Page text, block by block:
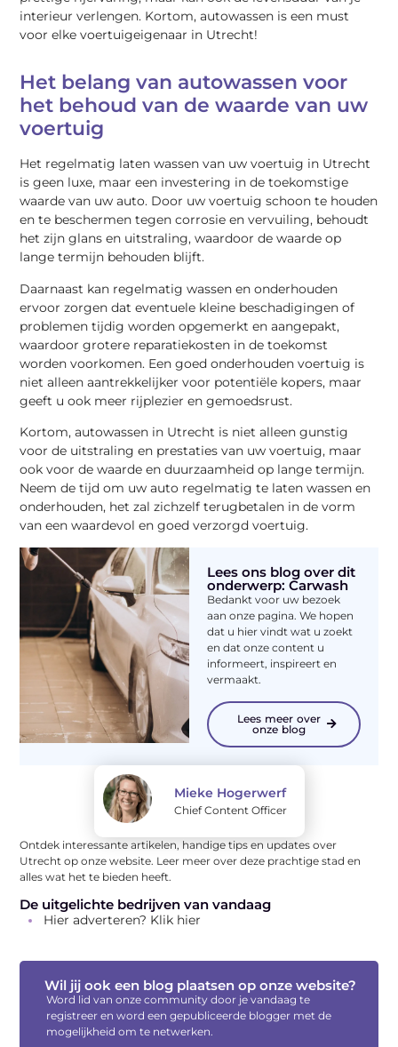
interieur verlengen. Kortom, autowassen is een must
voor elke voertuigeigenaar in Utrecht!
Het belang van autowassen voor
het behoud van de waarde van uw
voertuig
Het regelmatig laten wassen van uw voertuig in Utrecht
is geen luxe, maar een investering in de toekomstige
waarde van uw auto. Door uw voertuig schoon te houden
en te beschermen tegen corrosie en vervuiling, behoudt
het zijn glans en uitstraling, waardoor de waarde op
lange termijn behouden blijft.
Daarnaast kan regelmatig wassen en onderhouden
ervoor zorgen dat eventuele kleine beschadigingen of
problemen tijdig worden opgemerkt en aangepakt,
waardoor grotere reparatiekosten in de toekomst
worden voorkomen. Een goed onderhouden voertuig is
niet alleen aantrekkelijker voor potentiële kopers, maar
geeft u ook meer rijplezier en gemoedsrust.
Kortom, autowassen in Utrecht is niet alleen gunstig
voor de uitstraling en prestaties van uw voertuig, maar
ook voor de waarde en duurzaamheid op lange termijn.
Neem de tijd om uw auto regelmatig te laten wassen en
onderhouden, het zal zichzelf terugbetalen in de vorm
van een waardevol en goed verzorgd voertuig.
Lees ons blog over dit
onderwerp: Carwash
Bedankt voor uw bezoek
aan onze pagina. We hopen
dat u hier vindt wat u zoekt
en dat onze content u
informeert, inspireert en
vermaakt.
Lees meer over
onze blog
Mieke Hogerwerf
Chief Content Officer
Ontdek interessante artikelen, handige tips en updates over
Utrecht op onze website. Leer meer over deze prachtige stad en
alles wat het te bieden heeft.
De uitgelichte bedrijven van vandaag
Hier adverteren? Klik hier
Wil jij ook een blog plaatsen op onze website?
Word lid van onze community door je vandaag te
registreer en word een gepubliceerde blogger met de
mogelijkheid om te netwerken.